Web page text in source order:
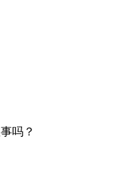
吗？